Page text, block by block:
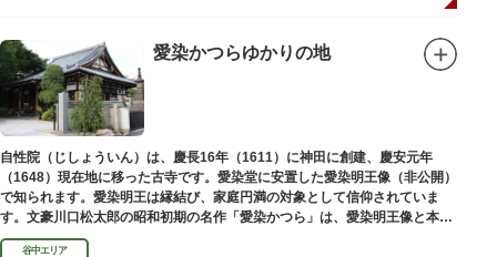
愛染かつらゆかりの地
自性院（じしょういん）は、慶長16年（1611）に神田に創建、慶安元年
（1648）現在地に移った古寺です。愛染堂に安置した愛染明王像（非公開）
で知られます。愛染明王は縁結び、家庭円満の対象として信仰されていま
す。文豪川口松太郎の昭和初期の名作「愛染かつら」は、愛染明王像と本堂
前にあった桂の古木にヒントを得た作品だといわれます。
谷中エリア